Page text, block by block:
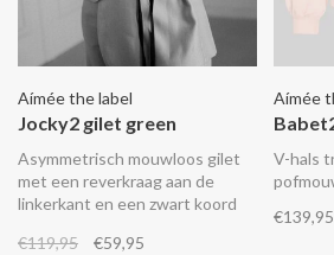
Aímée the label
Jocky2 gilet green
Asymmetrisch mouwloos gilet
met een reverkraag aan de
linkerkant en een zwart koord
het met de bijpassende
€119,95 €59,95
Aímée
V-hals
€139,95